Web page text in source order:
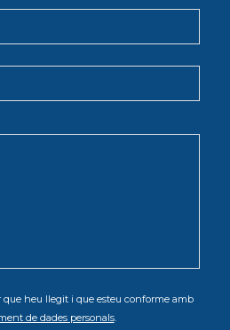
que heu llegit i que esteu conforme amb
de dades personals.